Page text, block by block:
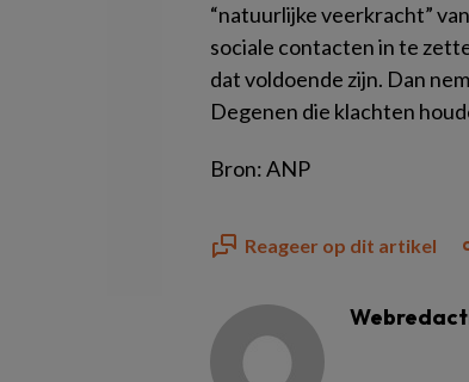
“natuurlijke veerkracht”
sociale contacten in te
dat voldoende zijn. Dan
Degenen die klachten
Bron: ANP
Reageer op dit artikel